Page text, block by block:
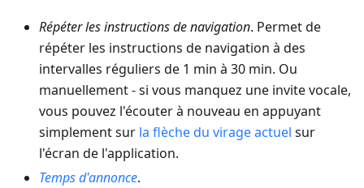
Répéter les instructions de navigation. Permet de
répéter les instructions de navigation à des
intervalles réguliers de 1 min à 30 min. Ou
manuellement - si vous manquez une invite vocale,
vous pouvez l'écouter à nouveau en appuyant
simplement sur la flèche du virage actuel sur
l'écran de l'application.
Temps d'annonce.